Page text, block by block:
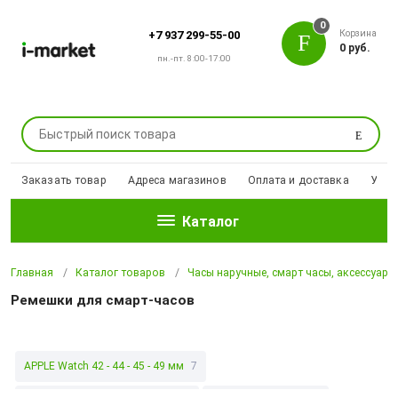
+7 937 299-55-00
пн.-пт. 8:00-17:00
Поиск
0
Корзина
0 руб.
Заказать товар Адреса магазинов Оплата и доставка
Каталог
Главная Каталог товаров Часы наручные, смарт часы, аксессуары
Ремешки для смарт-часов
APPLE Watch 42 - 44 - 45 - 49 мм 7